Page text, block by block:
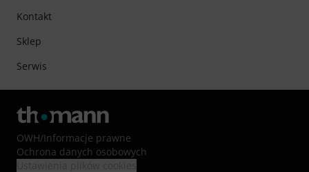
Kontakt
Sklep
Serwis
OWH/Informacje prawne
Ochrona danych osobowych